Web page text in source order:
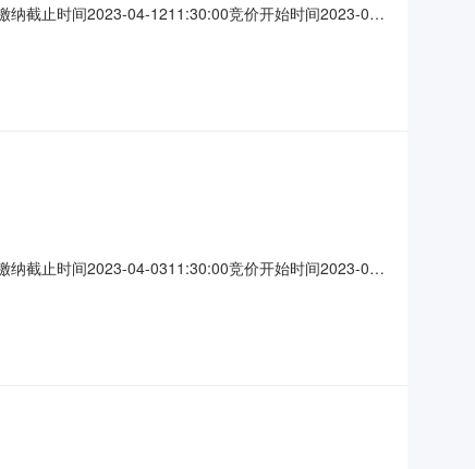
纳截止时间2023-04-1211:30:00竞价开始时间2023-04-
纳截止时间2023-04-0311:30:00竞价开始时间2023-04-